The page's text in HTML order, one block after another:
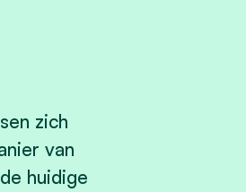
zich
van
huidige